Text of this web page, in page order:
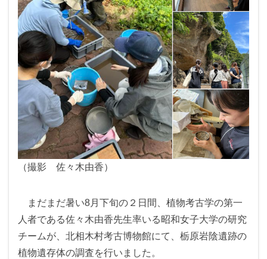
（撮影 佐々木由香）
まだまだ暑い8月下旬の２日間、植物考古学の第一
人者である佐々木由香先生率いる昭和女子大学の研究
チームが、北相木村考古博物館にて、栃原岩陰遺跡の
植物遺存体の調査を行いました。